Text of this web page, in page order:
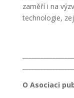
zaměří i na
technologie,
O Asociaci